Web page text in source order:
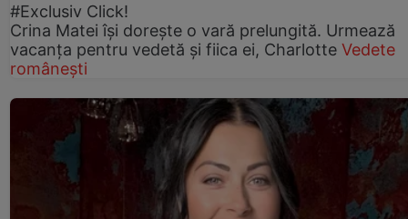
#Exclusiv Click!
Crina Matei își dorește o vară prelungită. Urmează
vacanța pentru vedetă și fiica ei, Charlotte Vedete
românești